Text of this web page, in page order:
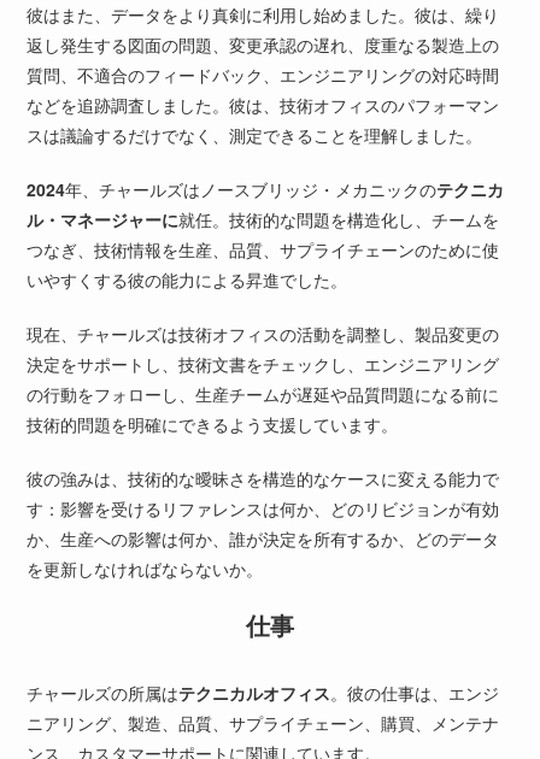
彼はまた、データをより真剣に利用し始めました。彼は、繰り
返し発生する図面の問題、変更承認の遅れ、度重なる製造上の
質問、不適合のフィードバック、エンジニアリングの対応時間
などを追跡調査しました。彼は、技術オフィスのパフォーマン
スは議論するだけでなく、測定できることを理解しました。
2024年、チャールズはノースブリッジ・メカニックのテクニカ
ル・マネージャーに就任。技術的な問題を構造化し、チームを
つなぎ、技術情報を生産、品質、サプライチェーンのために使
いやすくする彼の能力による昇進でした。
現在、チャールズは技術オフィスの活動を調整し、製品変更の
決定をサポートし、技術文書をチェックし、エンジニアリング
の行動をフォローし、生産チームが遅延や品質問題になる前に
技術的問題を明確にできるよう支援しています。
彼の強みは、技術的な曖昧さを構造的なケースに変える能力で
す：影響を受けるリファレンスは何か、どのリビジョンが有効
か、生産への影響は何か、誰が決定を所有するか、どのデータ
を更新しなければならないか。
仕事
チャールズの所属はテクニカルオフィス。彼の仕事は、エンジ
ニアリング、製造、品質、サプライチェーン、購買、メンテナ
ンス、カスタマーサポートに関連しています。